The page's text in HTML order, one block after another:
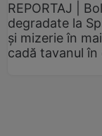
REPORTAJ |
degradate la
și mizerie în
cadă tavanul în